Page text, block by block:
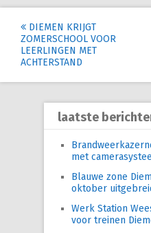
Post
navigation
DIEMEN KRIJGT
ZOMERSCHOOL VOOR
LEERLINGEN MET
ACHTERSTAND
laatste
met
Blauwe zone
oktober
Werk Station
voor treinen